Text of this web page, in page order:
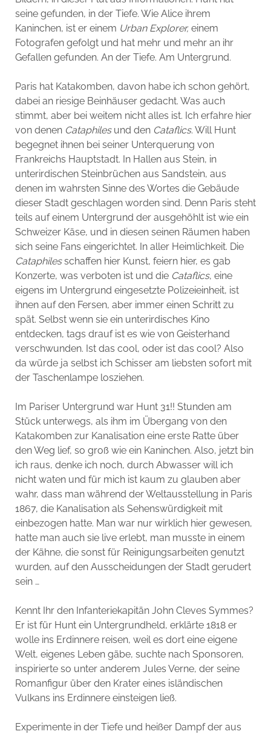
seine gefunden, in der Tiefe. Wie Alice ihrem
Kaninchen, ist er einem Urban Explorer,einem
Fotografen gefolgt und hat mehr und mehr an ihr
Gefallen gefunden. An der Tiefe. Am Untergrund.
Paris hat Katakomben, davon habe ich schon gehört,
dabei an riesige Beinhäuser gedacht. Was auch
stimmt, aber bei weitem nicht alles ist. Ich erfahre hier
von denen Cataphilesund den Cataflics. Will Hunt
begegnet ihnen bei seiner Unterquerung von
Frankreichs Hauptstadt. In Hallen aus Stein, in
unterirdischen Steinbrüchen aus Sandstein, aus
denen im wahrsten Sinne des Wortes die Gebäude
dieser Stadt geschlagen worden sind. Denn Paris steht
teils auf einem Untergrund der ausgehöhlt ist wie ein
Schweizer Käse, und in diesen seinen Räumen haben
sich seine Fans eingerichtet. In aller Heimlichkeit. Die
Cataphilesschaffen hier Kunst, feiern hier, es gab
Konzerte, was verboten ist und die Cataflics, eine
eigens im Untergrund eingesetzte Polizeieinheit, ist
ihnen auf den Fersen, aber immer einen Schritt zu
spät. Selbst wenn sie ein unterirdisches Kino
entdecken, tags drauf ist es wie von Geisterhand
verschwunden. Ist das cool, oder ist das cool? Also
da würde ja selbst ich Schisser am liebsten sofort mit
der Taschenlampe losziehen.
Im Pariser Untergrund war Hunt 31!! Stunden am
Stück unterwegs, als ihm im Übergang von den
Katakomben zur Kanalisation eine erste Ratte über
den Weg lief, so groß wie ein Kaninchen. Also, jetzt bin
ich raus, denke ich noch, durch Abwasser will ich
nicht waten und für mich ist kaum zu glauben aber
wahr, dass man während der Weltausstellung in Paris
1867, die Kanalisation als Sehenswürdigkeit mit
einbezogen hatte. Man war nur wirklich hier gewesen,
hatte man auch sie live erlebt, man musste in einem
der Kähne, die sonst für Reinigungsarbeiten genutzt
wurden, auf den Ausscheidungen der Stadt gerudert
sein …
Kennt Ihr den Infanteriekapitän John Cleves Symmes?
Er ist für Hunt ein Untergrundheld, erklärte 1818 er
wolle ins Erdinnere reisen, weil es dort eine eigene
Welt, eigenes Leben gäbe, suchte nach Sponsoren,
inspirierte so unter anderem Jules Verne, der seine
Romanfigur über den Krater eines isländischen
Vulkans ins Erdinnere einsteigen ließ.
Experimente in der Tiefe und heißer Dampf der aus